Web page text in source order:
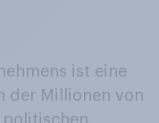
ist eine
der Millionen von